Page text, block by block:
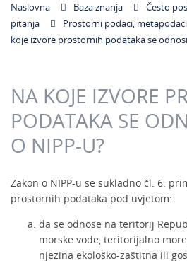
Naslovna Baza znanja
Često
pitanja
Prostorni podaci,
koje izvore prostornih podataka se
NA KOJE IZVORE
PODATAKA SE
O NIPP-U?
Zakon o NIPP-u se sukladno čl. 6.
prostornih podataka pod uvjetom:
da se odnose na teritorij
morske vode, teritorijalno
njezina ekološko-zaštitna ili